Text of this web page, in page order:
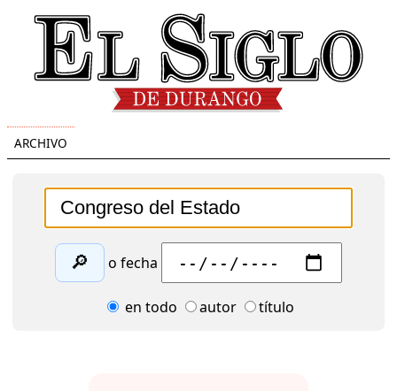
ARCHIVO
🔎 o fecha
en todo autor título